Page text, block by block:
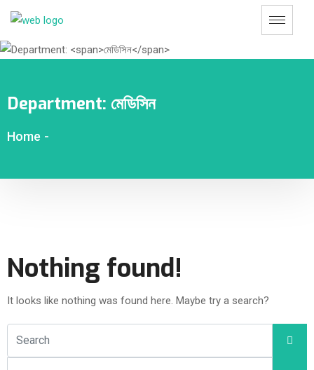
Department: মেডিসিন
Home -
Nothing found!
It looks like nothing was found here. Maybe try a search?